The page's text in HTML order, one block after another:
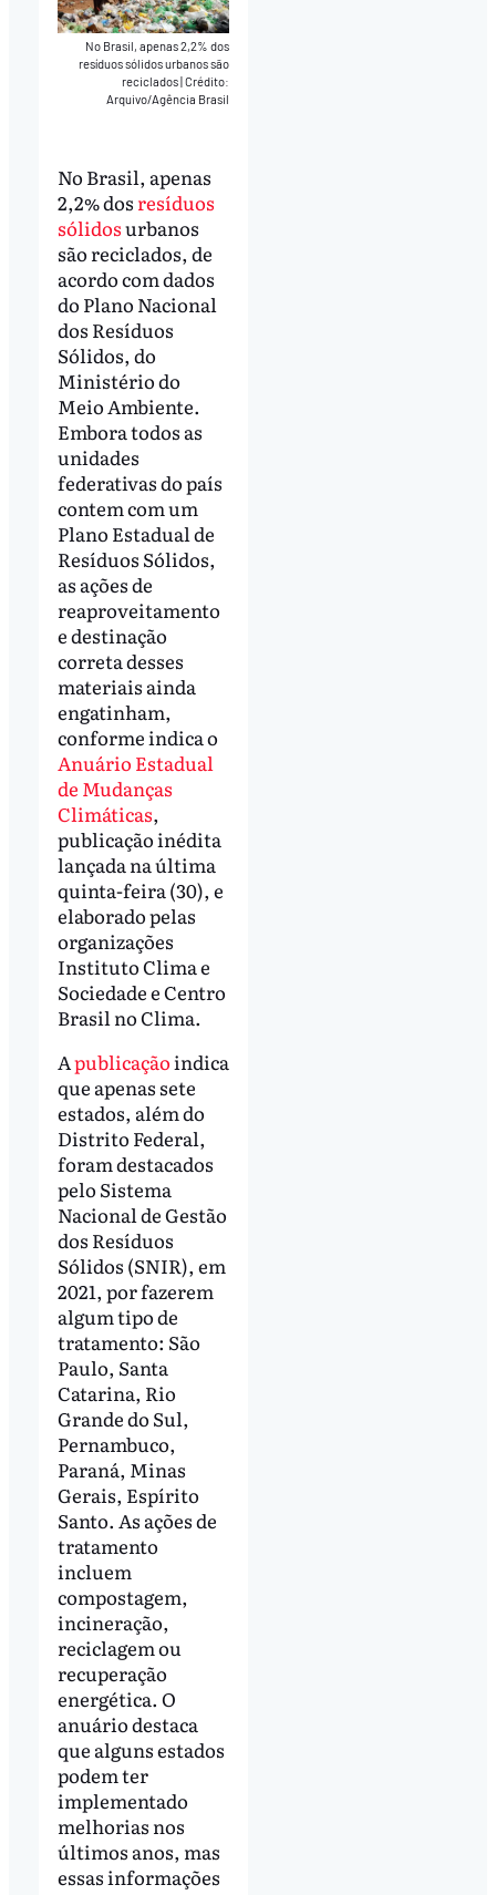
No Brasil, apenas 2,2% dos
resíduos sólidos urbanos são
reciclados|Crédito:
Arquivo/Agência Brasil
No Brasil, apenas
2,2% dos resíduos
sólidosurbanos
são reciclados, de
acordo com dados
do Plano Nacional
dos Resíduos
Sólidos, do
Ministério do
Meio Ambiente.
Embora todos as
unidades
federativas do país
contem com um
Plano Estadual de
Resíduos Sólidos,
as ações de
reaproveitamento
e destinação
correta desses
materiais ainda
engatinham,
conforme indica o
Anuário Estadual
de Mudanças
Climáticas,
publicação inédita
lançada na última
quinta-feira (30), e
elaborado pelas
organizações
Instituto Clima e
Sociedade e Centro
Brasil no Clima.
Apublicaçãoindica
que apenas sete
estados, além do
Distrito Federal,
foram destacados
pelo Sistema
Nacional de Gestão
dos Resíduos
Sólidos (SNIR), em
2021, por fazerem
algum tipo de
tratamento: São
Paulo, Santa
Catarina, Rio
Grande do Sul,
Pernambuco,
Paraná, Minas
Gerais, Espírito
Santo. As ações de
tratamento
incluem
compostagem,
incineração,
reciclagem ou
recuperação
energética. O
anuário destaca
que alguns estados
podem ter
implementado
melhorias nos
últimos anos, mas
essas informações